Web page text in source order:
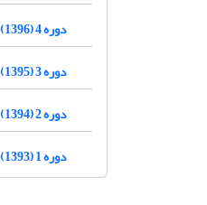
دوره 4 (1396)
دوره 3 (1395)
دوره 2 (1394)
دوره 1 (1393)